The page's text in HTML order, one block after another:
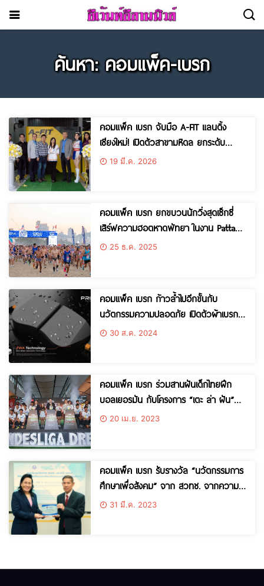
ค้นหา: คอมแพ็ค-เบรก
คอมแพ็ค เบรก จับมือ A-FIT แลนดิ้ง
เชียงใหม่! เปิดตัวสาขามหิดล ยกระดับ
มาตรฐานการดูแลรถครบวงจร
19 มี.ค. 2026
คอมแพ็ค เบรก ยกขบวนนักวิ่งสุดเซ็กซี่
เสิร์ฟความฮอตหาดพัทยา ในงาน Pattaya
International Bikini Beach Race 2025
25 ธ.ค. 2025
คอมแพ็ค เบรก ก้าวล้ำไปอีกขั้นกับ
นวัตกรรมความปลอดภัย เปิดตัวผ้าเบรก
ใหม่ล่าสุด “Compact Primo Gen 2”
30 ส.ค. 2024
คอมแพ็ค เบรก ร่วมสานฝันเด็กไทยฝึก
บอลเยอรมัน กับโครงการ “เตะ ล่า ฝัน”
ผ่านรายการเรียลลิตี 12 ตอน
20 เม.ย. 2023
คอมแพ็ค เบรก รับรางวัล “นวัตกรรมการ
ศึกษาเพื่อสังคม” จาก สวทช. จากความ
ร่วมมือเปิดรับนศ.ร่วมงานและพัฒนา
31 มี.ค. 2023